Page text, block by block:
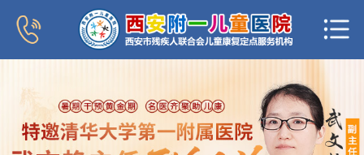
新闻中心